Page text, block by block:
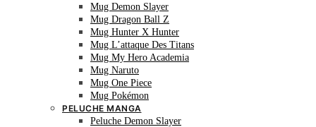
Mug Demon Slayer
Mug Dragon Ball Z
Mug Hunter X Hunter
Mug L’attaque Des Titans
Mug My Hero Academia
Mug Naruto
Mug One Piece
Mug Pokémon
PELUCHE MANGA
Peluche Demon Slayer